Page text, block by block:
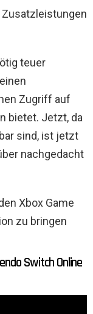
Zusatzleistungen
teuer
Zugriff auf
bietet. Jetzt, da
sind, ist jetzt
nachgedacht
Xbox Game
zu bringen
Switch Online